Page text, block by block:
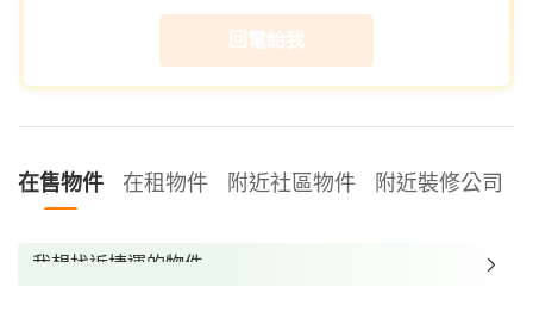
回電給我
在售物件 在租物件 附近社區物件 附近裝修公司
我想找近捷運的物件